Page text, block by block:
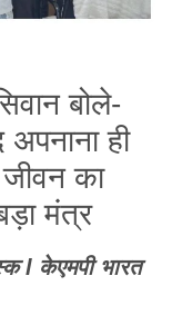
बोले-
ही
का
मंत्र
l केएमपी भारत